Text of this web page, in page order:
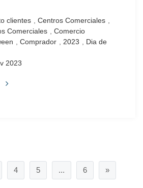
clientes Centros Comerciales
Comerciales
Comercio
Comprador 2023
Dia de
2023
4 5 ... 6 »